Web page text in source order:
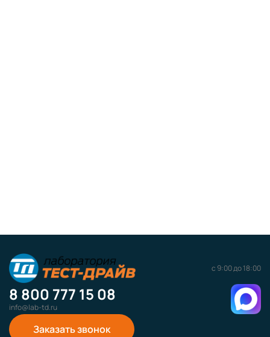
с 9:00 до 18:00
8 800 777 15 08
info@lab-td.ru
Заказать звонок